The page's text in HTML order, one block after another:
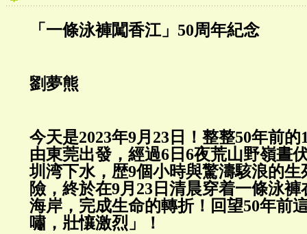
「一條泳褲闖香江」50周
劉夢熊
今天是2023年9月23日！整整50年前的
由東莞出發，經過6日6夜荒山野嶺晝
圳湾下水，歴9個小時與驚濤駭浪的生
險，終於在9月23日清晨穿着一條泳
海岸，完成生命的轉折！回望50年前
嘯，壯懹激烈」！